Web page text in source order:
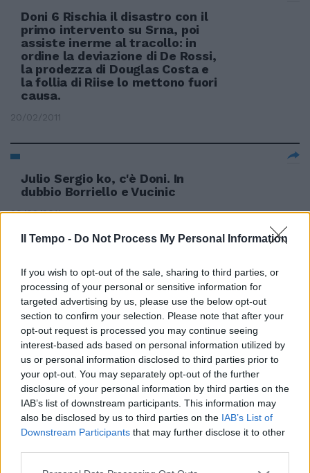
Il Tempo - Do Not Process My Personal Information
If you wish to opt-out of the sale, sharing to third parties, or
processing of your personal or sensitive information for
targeted advertising by us, please use the below opt-out
section to confirm your selection. Please note that after your
opt-out request is processed you may continue seeing
interest-based ads based on personal information utilized by
us or personal information disclosed to third parties prior to
your opt-out. You may separately opt-out of the further
disclosure of your personal information by third parties on the
IAB’s list of downstream participants. This information may
also be disclosed by us to third parties on the IAB’s List of
Downstream Participants that may further disclose it to other
Doni 6 Rischia il disastro con il
primo intervento su Srna, poi
assiste inerme al tracollo: in
ordine la deviazione di De Rossi,
la prodezza di Douglas Costa e
la follia di Riise lo mettono fuori
causa.
20/02/2011
Julio Sergio ko, c'è Doni. In
dubbio Borriello e Vucinic
20/02/2011
Doni va al Genoa, in cambio
arriva Eduardo
30/01/2011
Doni 6 Non è tranquillo e
sarebbe sorprendente il
contrario vista la situazione.
23/01/2011